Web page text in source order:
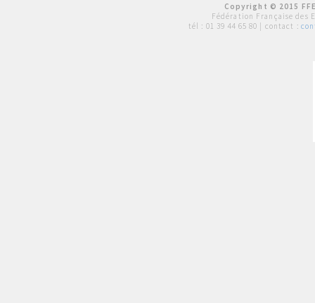
Copyright © 2015
Fédération Française des
tél : 01 39 44 65 80 | contact :